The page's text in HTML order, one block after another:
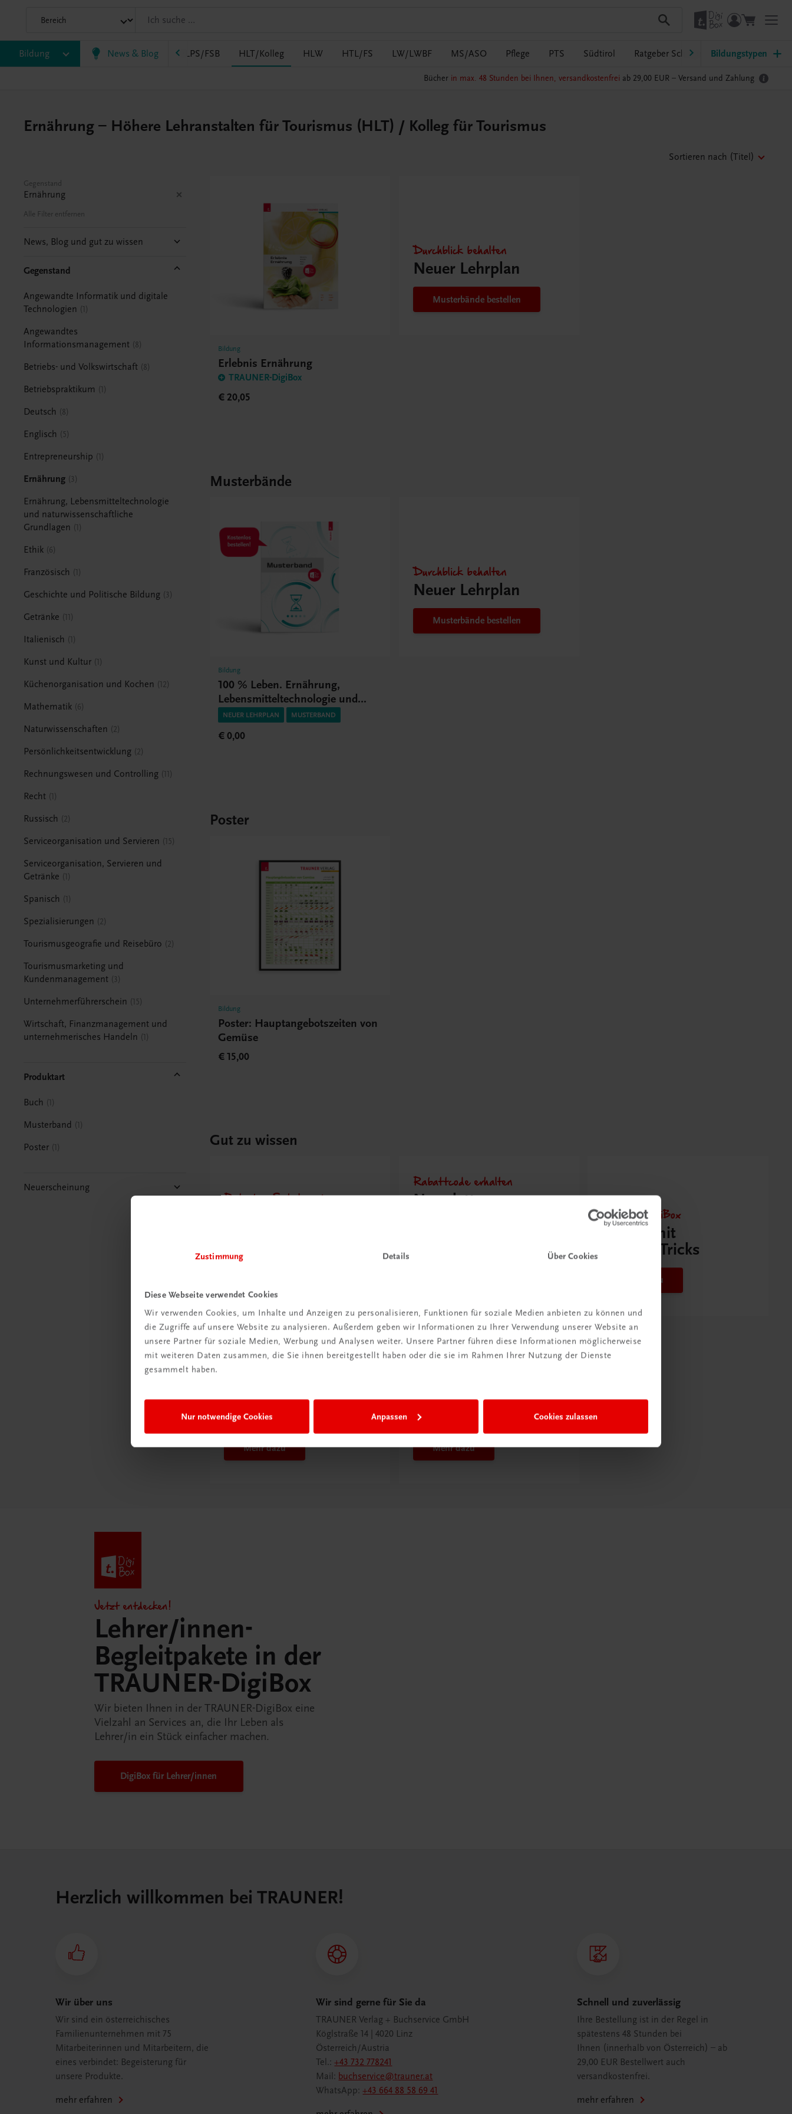
Zustimmung Details Über Cookies
Diese Webseite verwendet Cookies
Wir verwenden Cookies, um Inhalte und Anzeigen zu personalisieren, Funktionen für soziale Medien anbieten zu können und
die Zugriffe auf unsere Website zu analysieren. Außerdem geben wir Informationen zu Ihrer Verwendung unserer Website an
unsere Partner für soziale Medien, Werbung und Analysen weiter. Unsere Partner führen diese Informationen möglicherweise
mit weiteren Daten zusammen, die Sie ihnen bereitgestellt haben oder die sie im Rahmen Ihrer Nutzung der Dienste
gesammelt haben.
Nur notwendige Cookies Anpassen Cookies zulassen
Bildung News & Blog
HAS HF/TFS HLM/HLK HLPS/FSB HLT/Kolleg HLW HTL/FS LW/LWBF MS/ASO Pflege PTS Südtirol Ratgeber Schulpraxis TRAUNER-
Bildungstypen
Bücher in max. 48 Stunden bei Ihnen, versandkostenfrei ab 29,00 EUR – Versand und Zahlung
Ernährung – Höhere Lehranstalten für Tourismus (HLT) / Kolleg für Tourismus
Sortieren nach (Titel)
Gegenstand
Ernährung
Alle Filter entfernen
News, Blog und gut zu wissen
Gegenstand
Angewandte Informatik und digitale
Technologien
1
Angewandtes
Informationsmanagement 8
Betriebs- und Volkswirtschaft 8
Betriebspraktikum 1
Deutsch 8
Englisch 5
Entrepreneurship 1
Ernährung 3
Ernährung, Lebensmitteltechnologie
und naturwissenschaftliche
Grundlagen
1
Ethik 6
Französisch 1
Geschichte und Politische Bildung 3
Getränke 11
Italienisch 1
Kunst und Kultur 1
Küchenorganisation und Kochen 12
Mathematik 6
Naturwissenschaften 2
Persönlichkeitsentwicklung 2
Rechnungswesen und Controlling 11
Recht 1
Russisch 2
Serviceorganisation und Servieren 15
Serviceorganisation, Servieren und
Getränke
1
Spanisch 1
Spezialisierungen 2
Tourismusgeografie und Reisebüro 2
Tourismusmarketing und
Kundenmanagement
3
Unternehmerführerschein 15
Wirtschaft, Finanzmanagement und
unternehmerisches Handeln
1
Produktart
Buch 1
Musterband 1
Poster 1
Neuerscheinung
Bildung
Erlebnis Ernährung
TRAUNER-DigiBox
€ 20,05
Durchblick behalten
Neuer Lehrplan
Musterbände bestellen
Musterbände
Bildung
100 % Leben. Ernährung,
Lebensmitteltechnologie und
naturwissenschaftliche
Grundlagen 1 HLT/1 HF
NEUER LEHRPLAN MUSTERBAND
€ 0,00
Durchblick behalten
Neuer Lehrplan
Musterbände bestellen
Poster
Bildung
Poster: Hauptangebotszeiten von
Gemüse
€ 15,00
Gut zu wissen
Ratgeber Schulpraxis
umgehen?
Rabattcode erhalten
Newsletter
Neu zur DigiBox
Videos mit
Tipps & Tricks
Mehr dazu
Ratgeber
Schulpraxis
Mehr dazu
Das „Digitale
Klassenzimmer“
Mehr dazu
Jetzt entdecken!
Lehrer/innen-
Begleitpakete in der
TRAUNER-DigiBox
Wir bieten Ihnen in der TRAUNER-DigiBox eine
Vielzahl an Services an, die Ihr Leben als
Lehrer/in ein Stück einfacher machen.
DigiBox für Lehrer/innen
Herzlich willkommen bei TRAUNER!
Wir über uns
Wir sind ein österreichisches
Familienunternehmen mit 75
Mitarbeiterinnen und Mitarbeitern, die
eines verbindet: Begeisterung für
unsere Produkte.
mehr erfahren
Wir sind gerne für Sie da
TRAUNER Verlag + Buchservice GmbH
Köglstraße 14 | 4020 Linz
Österreich/Austria
Tel.:+43 732 778241
Mail: buchservice@trauner.at
WhatsApp:+43 664 88 58 69 41
Schnell und zuverlässig
Ihre Bestellung ist in der Regel in
spätestens 48 Stunden bei
Ihnen (innerhalb von Österreich) – ab
29,00 EUR Bestellwert auch
versandkostenfrei.
mehr erfahren